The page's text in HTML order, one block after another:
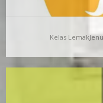
Kelas
Kelas